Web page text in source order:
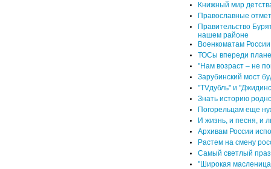
Книжный мир
Православные
Правительство
нашем районе
Военкоматам
ТОСы впереди
"Нам возраст – не
Зарубинский мост
"TVдубль" и
Знать историю
Погорельцам еще
И жизнь, и песня, и
Архивам России
Растем на смену
Самый светлый
"Широкая